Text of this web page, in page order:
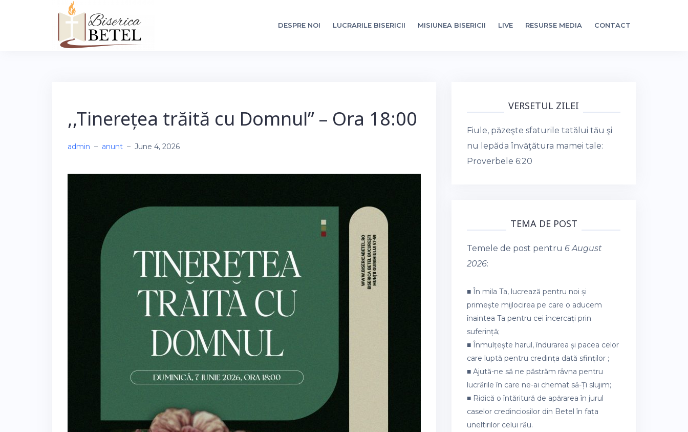
DESPRE NOI LUCRARILE BISERICII MISIUNEA BISERICII LIVE RESURSE MEDIA CONTACT
,,Tinerețea trăită cu Domnul” – Ora 18:00
admin – anunt – June 4, 2026
VERSETUL ZILEI
Fiule, păzeşte sfaturile tatălui tău şi
nu lepăda învăţătura mamei tale:
Proverbele 6:20
TEMA DE POST
Temele de post pentru 6 August
2026:
■ În mila Ta, lucrează pentru noi și
primește mijlocirea pe care o aducem
înaintea Ta pentru cei încercați prin
suferință;
■ Înmulțește harul, îndurarea și pacea celor
care luptă pentru credința dată sfinților ;
■ Ajută-ne să ne păstrăm râvna pentru
lucrările în care ne-ai chemat să-Ți slujim;
■ Ridică o întăritură de apărarea în jurul
caselor credincioșilor din Betel în fața
uneltirilor celui rău.